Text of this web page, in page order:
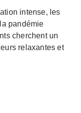
intense, les
pandémie
cherchent un
relaxantes et